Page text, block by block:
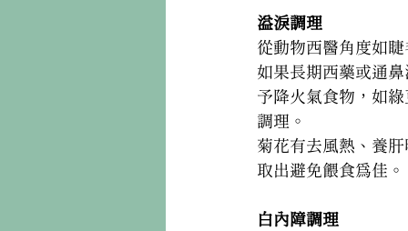
溢淚調理
從動物西醫角度如
如果長期西藥或通
予降火氣食物，如
調理。
菊花有去風熱、養
取出避免餵食為佳。
白內障調理